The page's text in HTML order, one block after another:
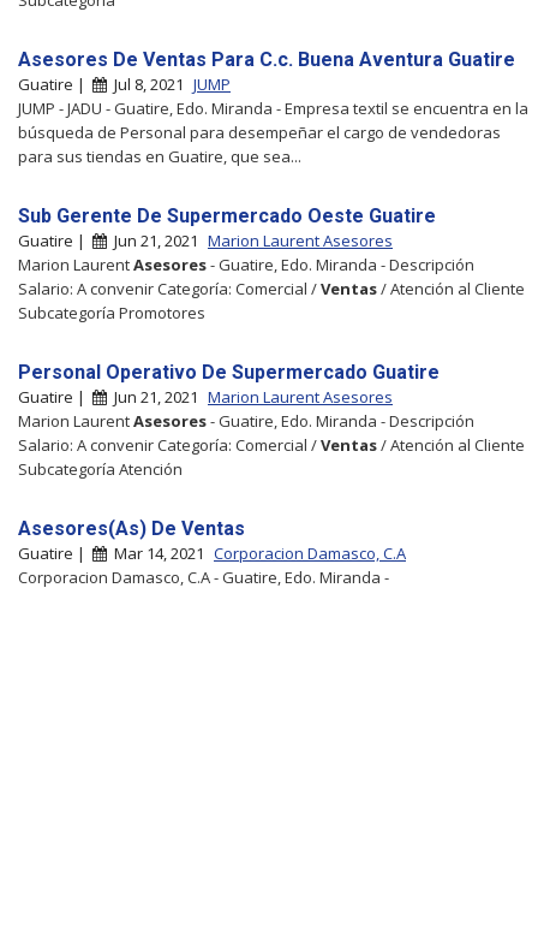
Asesores De Ventas Para C.c. Buena Aventura Guatire
Guatire | Jul 8, 2021 JUMP
JUMP - JADU - Guatire, Edo. Miranda - Empresa textil se encuentra en la
búsqueda de Personal para desempeñar el cargo de vendedoras
para sus tiendas en Guatire, que sea...
Sub Gerente De Supermercado Oeste Guatire
Guatire | Jun 21, 2021 Marion Laurent Asesores
Marion LaurentAsesores- Guatire, Edo. Miranda - Descripción
Salario: A convenir Categoría: Comercial /Ventas/ Atención al Cliente
Subcategoría Promotores
Personal Operativo De Supermercado Guatire
Guatire | Jun 21, 2021 Marion Laurent Asesores
Marion LaurentAsesores- Guatire, Edo. Miranda - Descripción
Salario: A convenir Categoría: Comercial /Ventas/ Atención al Cliente
Subcategoría Atención
Asesores(As) De Ventas
Guatire | Mar 14, 2021 Corporacion Damasco, C.A
Corporacion Damasco, C.A - Guatire, Edo. Miranda -